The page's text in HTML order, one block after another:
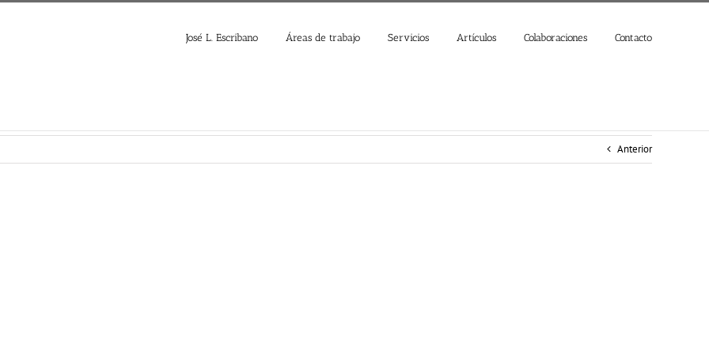
José L. Escribano Áreas de trabajo Servicios Artículos Colaboraciones Contacto
Anterior